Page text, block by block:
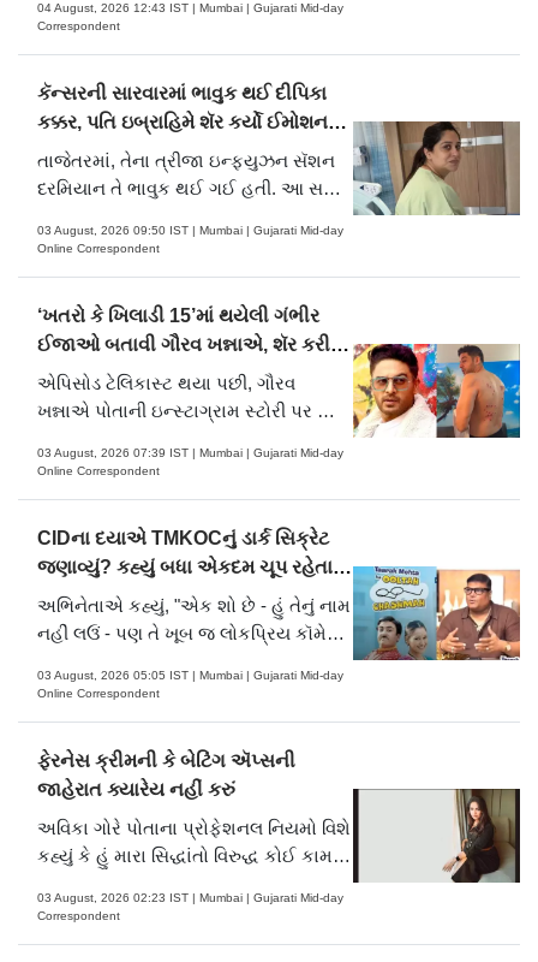
પ્રાર્થનાઓ અને વર્ષોથી મળતા સમર્થન
04 August, 2026 12:43 IST | Mumbai | Gujarati Mid-day
Correspondent
કૅન્સરની સારવારમાં ભાવુક થઈ દીપિકા
કક્કર, પતિ ઇબ્રાહિમે શૅર કર્યો ઈમોશનલ
વ્લૉગ
તાજેતરમાં, તેના ત્રીજા ઇન્ફ્યુઝન સૅશન
દરમિયાન તે ભાવુક થઈ ગઈ હતી. આ સમય
સ્થિતિસ્થાપકતા અને સામાન્ય જીવન વિશે
અનુભવનો વીડિયો શૅર કર્યો.
03 August, 2026 09:50 IST | Mumbai | Gujarati Mid-day
Online Correspondent
‘ખતરો કે ખિલાડી 15’માં થયેલી ગંભીર
ઈજાઓ બતાવી ગૌરવ ખન્નાએ, શૅર કરી
સ્ટોરી
એપિસોડ ટેલિકાસ્ટ થયા પછી, ગૌરવ
ખન્નાએ પોતાની ઇન્સ્ટાગ્રામ સ્ટોરી પર એક
નિશાન જોવા મળ્યા. તેણે લખ્યું, “આભાર
સુધીનો સૌથી પીડાદાયક અનુભવ.
03 August, 2026 07:39 IST | Mumbai | Gujarati Mid-day
Online Correspondent
CIDના દયાએ TMKOCનું ડાર્ક સિક્રેટ
જણાવ્યું? કહ્યું બધા એકદમ ચૂપ રહેતા
અને….
અભિનેતાએ કહ્યું, "એક શો છે - હું તેનું નામ
નહીં લઉં - પણ તે ખૂબ જ લોકપ્રિય કૉમેડી
રાખશે કે તે કૉમેડી શો હોવાથી, કલાકારોમાં
સહયોગ પર કામ કર્યું.
03 August, 2026 05:05 IST | Mumbai | Gujarati Mid-day
Online Correspondent
ફેરનેસ ક્રીમની કે બેટિંગ ઍપ્સની
જાહેરાત ક્યારેય નહીં કરું
અવિકા ગોરે પોતાના પ્રોફેશનલ નિયમો વિશે
કહ્યું કે હું મારા સિદ્ધાંતો વિરુદ્ધ કોઈ કામ
03 August, 2026 02:23 IST | Mumbai | Gujarati Mid-day
Correspondent